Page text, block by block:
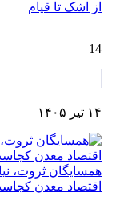
از اشک تا قیام
14
۱۴ تیر ۱۴۰۵
همسایگان ثروت،
اقتصاد معدن